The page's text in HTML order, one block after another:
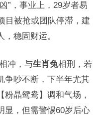
”，事业上，29岁者易
目被抢或团队停滞，建
稳固财运。
冲，与生肖兔相刑，若
争吵不断，下半年尤其
晶鸳鸯】调和气场，
显，但需警惕60岁后心